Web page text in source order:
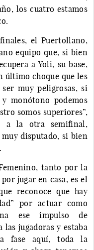
los cuatro estamos
el Puertollano,
equipo que, si bien
a Yoli, su base,
último choque que les
muy peligrosas, si
monótono podemos
somos superiores”,
a la otra semifinal,
disputado, si bien
tanto por la
jugar en casa, es el
reconoce que hay
por actuar como
ese impulso de
jugadoras y estaba
fase aquí, toda la